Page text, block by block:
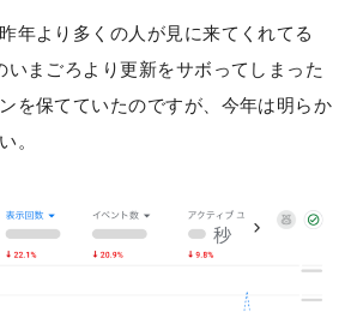
年より多くの人が見に来てくれてる
いまごろより更新をサボってしまった
を保てていたのですが、今年は明らか
。